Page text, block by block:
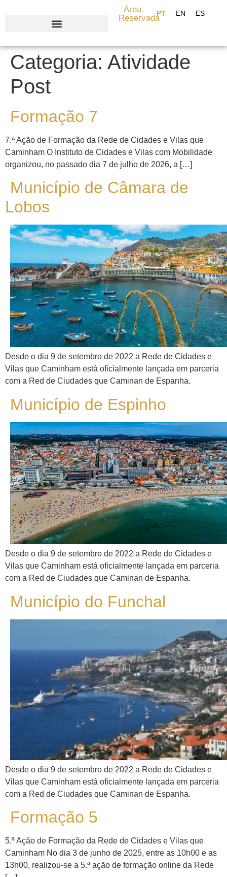
Área
Reservada
Categoria: Atividade
Post
Formação 7
7.ª Ação de Formação da Rede de Cidades e Vilas que
Caminham O Instituto de Cidades e Vilas com Mobilidade
organizou, no passado dia 7 de julho de 2026, a […]
Município de Câmara de
Lobos
Desde o dia 9 de setembro de 2022 a Rede de Cidades e
Vilas que Caminham está oficialmente lançada em parceria
com a Red de Ciudades que Caminan de Espanha.
Município de Espinho
Desde o dia 9 de setembro de 2022 a Rede de Cidades e
Vilas que Caminham está oficialmente lançada em parceria
com a Red de Ciudades que Caminan de Espanha.
Município do Funchal
Desde o dia 9 de setembro de 2022 a Rede de Cidades e
Vilas que Caminham está oficialmente lançada em parceria
com a Red de Ciudades que Caminan de Espanha.
Formação 5
5.ª Ação de Formação da Rede de Cidades e Vilas que
Caminham No dia 3 de junho de 2025, entre as 10h00 e as
13h00, realizou-se a 5.ª ação de formação online da Rede